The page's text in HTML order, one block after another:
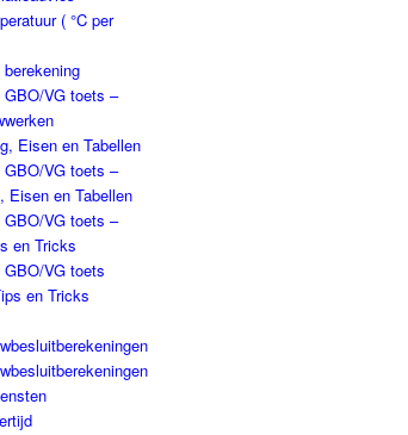
( °C per
VG toets –
Eisen en Tabellen
VG toets –
Eisen en Tabellen
VG toets –
en Tricks
VG toets
en Tricks